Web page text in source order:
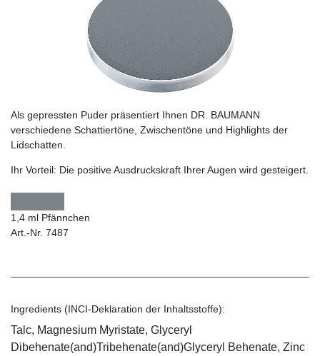
Als gepressten Puder präsentiert Ihnen DR. BAUMANN
verschiedene Schattiertöne, Zwischentöne und Highlights der
Lidschatten.
Ihr Vorteil: Die positive Ausdruckskraft Ihrer Augen wird gesteigert.
1,4 ml Pfännchen
Art.-Nr. 7487
Ingredients (INCI-Deklaration der Inhaltsstoffe):
Talc, Magnesium Myristate, Glyceryl
Dibehenate(and)Tribehenate(and)Glyceryl Behenate, Zinc